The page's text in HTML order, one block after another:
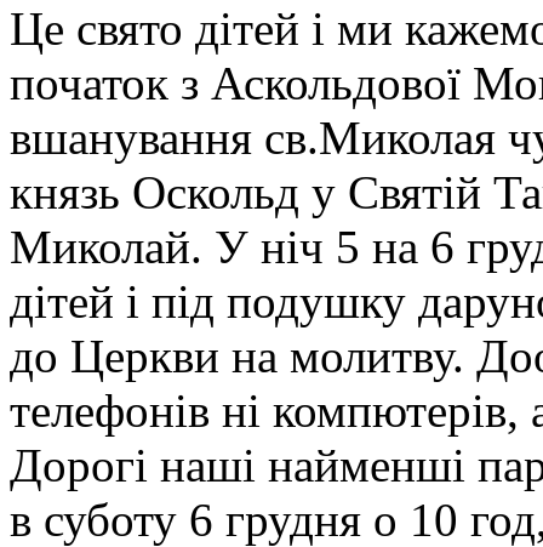
Це свято дітей і ми
початок з Аскольдової
вшанування св.Миколая
князь Оскольд у Святій
Миколай. У ніч 5 на 6
дітей і під подушку
до Церкви на молитву.
телефонів ні компютерів,
Дорогі наші найменші
в суботу 6 грудня о 10